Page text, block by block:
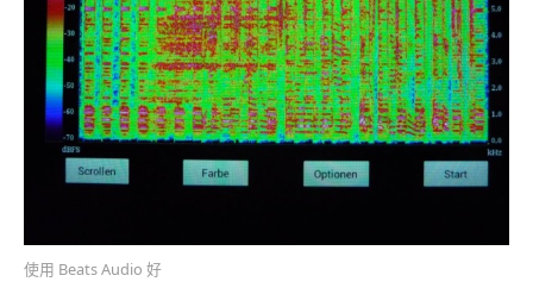
使用 Beats Audio 好